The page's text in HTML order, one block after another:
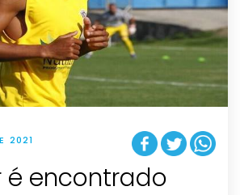
2021
encontrado